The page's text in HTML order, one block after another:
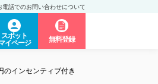
電話でのお問い合わせについて
スポット
イページ
無料登録
インセンティブ付き